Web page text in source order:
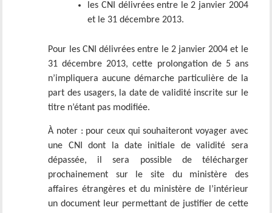
les CNI délivrées entre le 2 janvier 2004
et le 31 décembre 2013.
Pour les CNI délivrées entre le 2 janvier 2004 et le
31 décembre 2013, cette prolongation de 5 ans
n’impliquera aucune démarche particulière de la
part des usagers, la date de validité inscrite sur le
titre n’étant pas modifiée.
À noter : pour ceux qui souhaiteront voyager avec
une CNI dont la date initiale de validité sera
dépassée, il sera possible de télécharger
prochainement sur le site du ministère des
affaires étrangères et du ministère de l’intérieur
un document leur permettant de justifier de cette